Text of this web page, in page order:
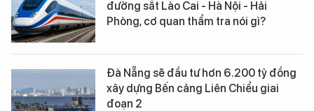
đường sắt Lào Cai - Hà Nội - Hải
Phòng, cơ quan thẩm tra nói gì?
Đà Nẵng sẽ đầu tư hơn 6.200 tỷ đồng
xây dựng Bến cảng Liên Chiểu giai
đoạn 2